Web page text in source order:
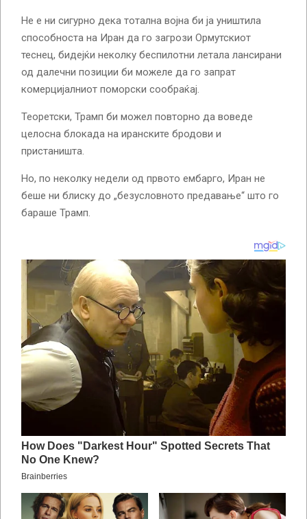
Не е ни сигурно дека тотална војна би ја уништила
способноста на Иран да го загрози Ормутскиот
теснец, бидејќи неколку беспилотни летала лансирани
од далечни позиции би можеле да го запрат
комерцијалниот поморски сообраќај.
Теоретски, Трамп би можел повторно да воведе
целосна блокада на иранските бродови и
пристаништа.
Но, по неколку недели од првото ембарго, Иран не
беше ни блиску до „безусловното предавање“ што го
бараше Трамп.